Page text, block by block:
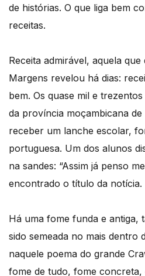
de histórias. O que liga bem
receitas.
Receita admirável, aquela
Margens revelou há dias:
bem. Os quase mil e
da província moçambicana
receber um lanche escolar,
portuguesa. Um dos alunos
na sandes: “Assim já penso
encontrado o título da notícia.
Há uma fome funda e antiga,
sido semeada no mais dentro
naquele poema do grande
fome de tudo, fome